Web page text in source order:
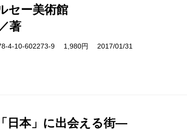
セー美術館
著
4-10-602273-9 1,980円 2017/01/31
日本」に出会える街―